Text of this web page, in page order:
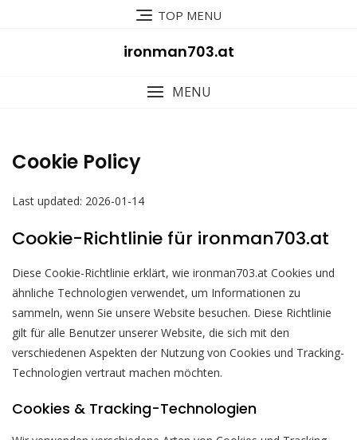
TOP MENU
ironman703.at
MENU
Cookie Policy
Last updated: 2026-01-14
Cookie-Richtlinie für ironman703.at
Diese Cookie-Richtlinie erklärt, wie ironman703.at Cookies und
ähnliche Technologien verwendet, um Informationen zu
sammeln, wenn Sie unsere Website besuchen. Diese Richtlinie
gilt für alle Benutzer unserer Website, die sich mit den
verschiedenen Aspekten der Nutzung von Cookies und Tracking-
Technologien vertraut machen möchten.
Cookies & Tracking-Technologien